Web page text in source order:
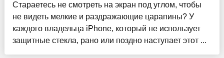
Стараетесь не смотреть на экран под углом, чтобы
не видеть мелкие и раздражающие царапины? У
каждого владельца iPhone, который не использует
защитные стекла, рано или поздно наступает этот ...